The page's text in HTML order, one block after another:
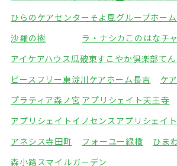
ひらのケアセンターそよ風グループホー
沙羅の樹
ラ・ナシカこのはなチ
アイケアハウス瓜破東すこやか倶楽部てん
ピースフリー東淀川 ケアホーム長吉
ケ
プラティア森ノ宮 アプリシェイト天王寺
アプリシェイトイノセンス アプリシェイ
アネシス寺田町
フォーユー緑橋
ひま
森小路スマイルガーデン